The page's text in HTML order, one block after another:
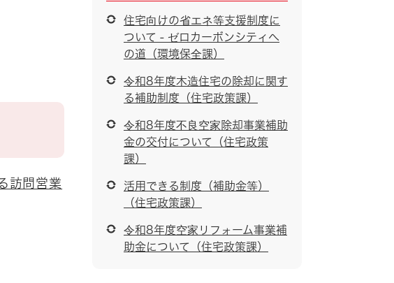
訪問営業
住宅向けの省エネ等支援制度に
ついて - ゼロカーボンシティへ
の道（環境保全課）
令和8年度木造住宅の除却に関す
る補助制度（住宅政策課）
令和8年度不良空家除却事業補助
金の交付について（住宅政策
課）
活用できる制度（補助金等）
（住宅政策課）
令和8年度空家リフォーム事業補
助金について（住宅政策課）